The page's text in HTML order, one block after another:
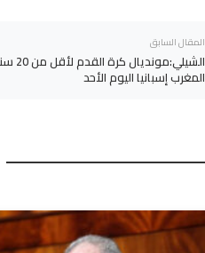
المقال السابق
المغرب إسبانيا اليوم الأحد